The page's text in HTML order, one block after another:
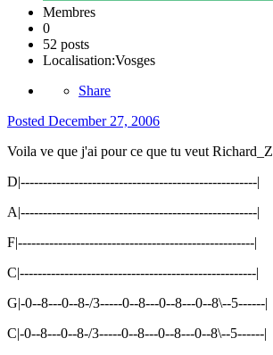
Membres
0
52 posts
Localisation:Vosges
Share
Posted December 27, 2006
Voila ve que j'ai pour ce que tu veut Richard_Z
D|-----------------------------------------------------|
A|-----------------------------------------------------|
F|-----------------------------------------------------|
C|-----------------------------------------------------|
G|-0--8---0--8-/3-----0--8---0--8---0--8\--5------|
C|-0--8---0--8-/3-----0--8---0--8---0--8\--5------|